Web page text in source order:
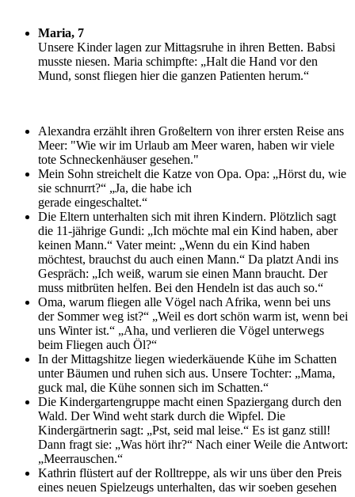
Maria, 7
Unsere Kinder lagen zur Mittagsruhe in ihren Betten. Babsi
musste niesen. Maria schimpfte: „Halt die Hand vor den
Mund, sonst fliegen hier die ganzen Patienten herum.“
Alexandra erzählt ihren Großeltern von ihrer ersten Reise ans
Meer: "Wie wir im Urlaub am Meer waren, haben wir viele
tote Schneckenhäuser gesehen."
Mein Sohn streichelt die Katze von Opa. Opa: „Hörst du, wie
sie schnurrt?“ „Ja, die habe ich
gerade eingeschaltet.“
Die Eltern unterhalten sich mit ihren Kindern. Plötzlich sagt
die 11-jährige Gundi: „Ich möchte mal ein Kind haben, aber
keinen Mann.“ Vater meint: „Wenn du ein Kind haben
möchtest, brauchst du auch einen Mann.“ Da platzt Andi ins
Gespräch: „Ich weiß, warum sie einen Mann braucht. Der
muss mitbrüten helfen. Bei den Hendeln ist das auch so.“
Oma, warum fliegen alle Vögel nach Afrika, wenn bei uns
der Sommer weg ist?“ „Weil es dort schön warm ist, wenn bei
uns Winter ist.“ „Aha, und verlieren die Vögel unterwegs
beim Fliegen auch Öl?“
In der Mittagshitze liegen wiederkäuende Kühe im Schatten
unter Bäumen und ruhen sich aus. Unsere Tochter: „Mama,
guck mal, die Kühe sonnen sich im Schatten.“
Die Kindergartengruppe macht einen Spaziergang durch den
Wald. Der Wind weht stark durch die Wipfel. Die
Kindergärtnerin sagt: „Pst, seid mal leise.“ Es ist ganz still!
Dann fragt sie: „Was hört ihr?“ Nach einer Weile die Antwort:
„Meerrauschen.“
Kathrin flüstert auf der Rolltreppe, als wir uns über den Preis
eines neuen Spielzeugs unterhalten, das wir soeben gesehen